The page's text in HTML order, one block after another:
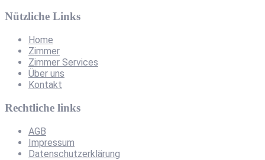
Nützliche Links
Home
Zimmer
Zimmer Services
Über uns
Kontakt
Rechtliche links
AGB
Impressum
Datenschutzerklärung